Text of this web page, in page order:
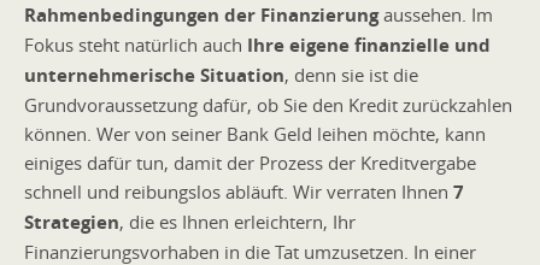
Rahmenbedingungen der Finanzierungaussehen. Im
Fokus steht natürlich auch Ihre eigene finanzielle und
unternehmerische Situation, denn sie ist die
Grundvoraussetzung dafür, ob Sie den Kredit zurückzahlen
können. Wer von seiner Bank Geld leihen möchte, kann
einiges dafür tun, damit der Prozess der Kreditvergabe
schnell und reibungslos abläuft. Wir verraten Ihnen 7
Strategien, die es Ihnen erleichtern, Ihr
Finanzierungsvorhaben in die Tat umzusetzen. In einer